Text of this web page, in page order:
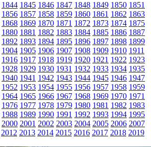
1844 1845 1846 1847 1848 1849 1850 1851
1856 1857 1858 1859 1860 1861 1862 1863
1868 1869 1870 1871 1872 1873 1874 1875
1880 1881 1882 1883 1884 1885 1886 1887
1892 1893 1894 1895 1896 1897 1898 1899
1904 1905 1906 1907 1908 1909 1910 1911
1916 1917 1918 1919 1920 1921 1922 1923
1928 1929 1930 1931 1932 1933 1934 1935
1940 1941 1942 1943 1944 1945 1946 1947
1952 1953 1954 1955 1956 1957 1958 1959
1964 1965 1966 1967 1968 1969 1970 1971
1976 1977 1978 1979 1980 1981 1982 1983
1988 1989 1990 1991 1992 1993 1994 1995
2000 2001 2002 2003 2004 2005 2006 2007
2012 2013 2014 2015 2016 2017 2018 2019